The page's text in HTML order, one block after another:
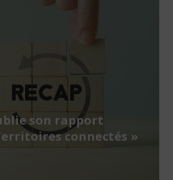
son rapport
connectés »